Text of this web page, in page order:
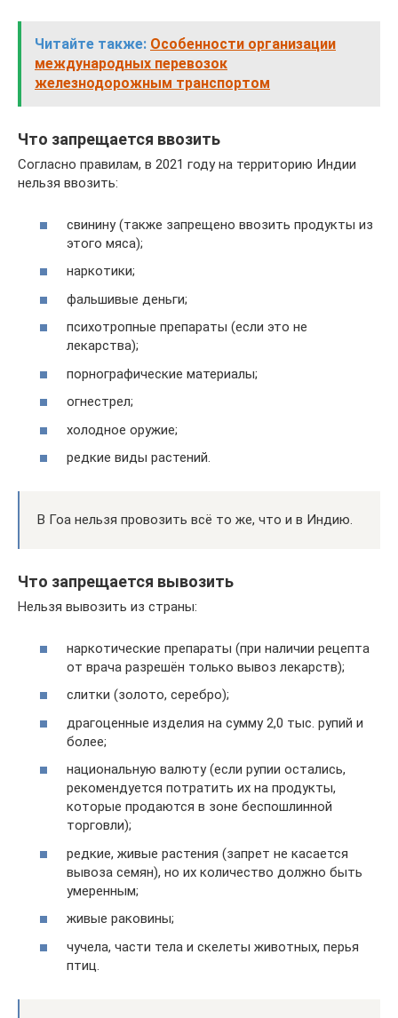
Читайте также: Особенности организации
международных перевозок
железнодорожным транспортом
Что запрещается ввозить
Согласно правилам, в 2021 году на территорию Индии
нельзя ввозить:
свинину (также запрещено ввозить продукты из
этого мяса);
наркотики;
фальшивые деньги;
психотропные препараты (если это не
лекарства);
порнографические материалы;
огнестрел;
холодное оружие;
редкие виды растений.
В Гоа нельзя провозить всё то же, что и в Индию.
Что запрещается вывозить
Нельзя вывозить из страны:
наркотические препараты (при наличии рецепта
от врача разрешён только вывоз лекарств);
слитки (золото, серебро);
драгоценные изделия на сумму 2,0 тыс. рупий и
более;
национальную валюту (если рупии остались,
рекомендуется потратить их на продукты,
которые продаются в зоне беспошлинной
торговли);
редкие, живые растения (запрет не касается
вывоза семян), но их количество должно быть
умеренным;
живые раковины;
чучела, части тела и скелеты животных, перья
птиц.